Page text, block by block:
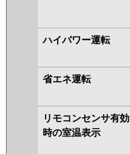
ハイパワー運転
省エネ運転
リモコンセンサ有効
時の室温表示